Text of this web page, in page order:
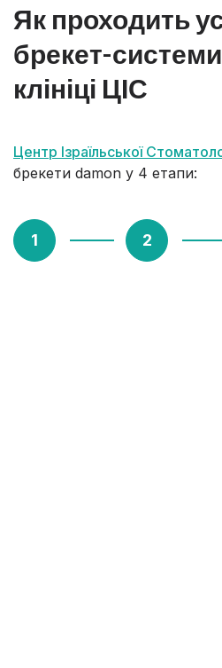
Як проходить
брекет-
клініці ЦІС
Центр Ізраїльської
брекети damon у 4 етапи: